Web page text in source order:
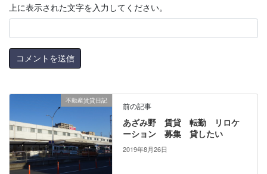
上に表示された文字を入力してください。
不動産賃貸日記
前の記事
あざみ野 賃貸 転勤 リロケ
ーション 募集 貸したい
2019年8月26日